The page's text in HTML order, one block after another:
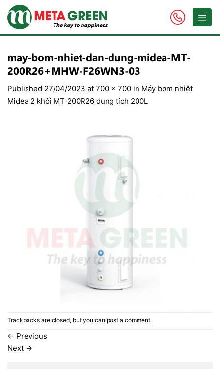
Skip
content
may-bom-nhiet-dan-dung-midea-MT-
200R26+MHW-F26WN3-03
Published 27/04/2023 at 700 × 700 in Máy bơm nhiệt
Midea 2 khối MT-200R26 dung tích 200L
Trackbacks are closed, but you can post a comment.
← Previous
Next →